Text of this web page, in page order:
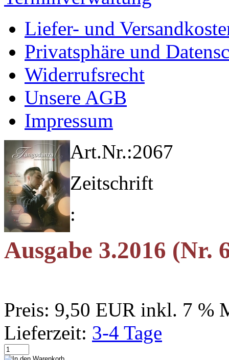
Liefer- und
Privatsphäre und
Widerrufsrecht
Unsere AGB
Impressum
Art.Nr.:2067
Zeitschrift
:
Ausgabe 3.2016 (Nr.
Preis: 9,50 EUR inkl. 7 %
Lieferzeit: 3-4 Tage